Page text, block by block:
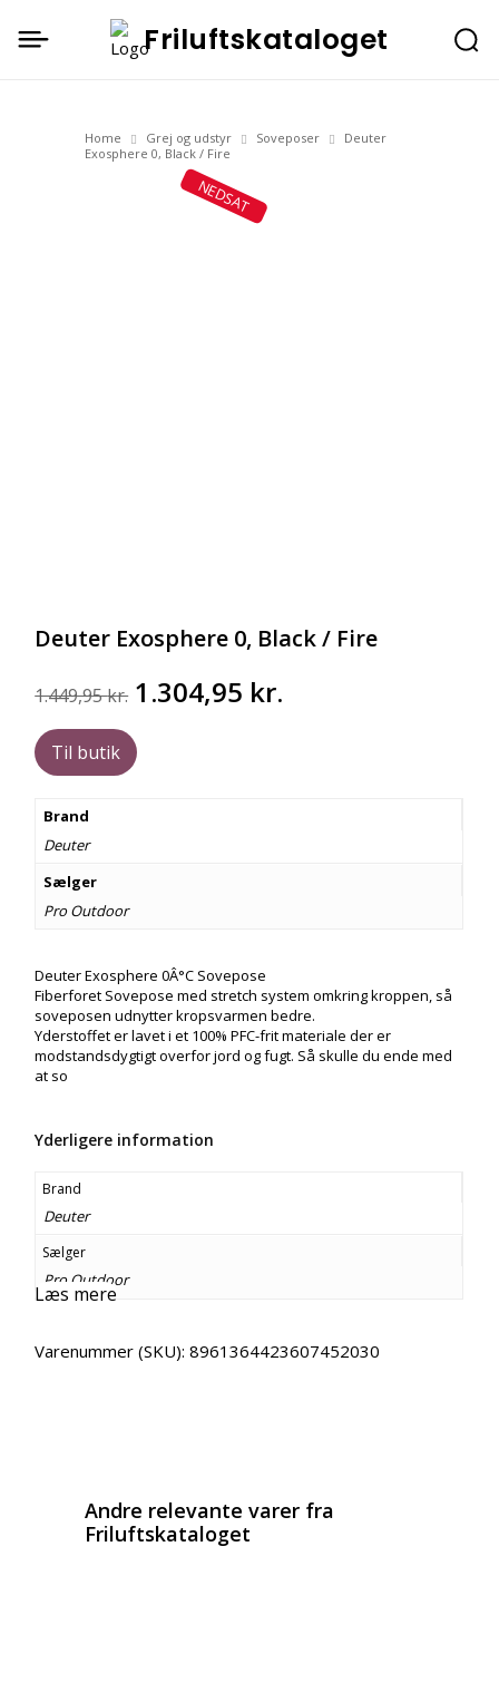
Friluftskataloget
Home Grej og udstyr Soveposer
Deuter
Exosphere 0, Black / Fire
NEDSAT
Deuter Exosphere 0, Black / Fire
1.449,95kr. Den
oprindelige
pris
var:
1.304,95 kr.
Til butik
Brand
Deuter
Sælger
Pro Outdoor
Deuter Exosphere 0Â°C Sovepose
Fiberforet Sovepose med stretch system omkring kroppen, så
soveposen udnytter kropsvarmen bedre.
Yderstoffet er lavet i et 100% PFC-frit materiale der er
modstandsdygtigt overfor jord og fugt. Så skulle du ende med
at so
Yderligere information
Brand
Deuter
Sælger
Pro Outdoor
Læs mere
Varenummer (SKU):8961364423607452030
Andre relevante varer fra
Friluftskataloget